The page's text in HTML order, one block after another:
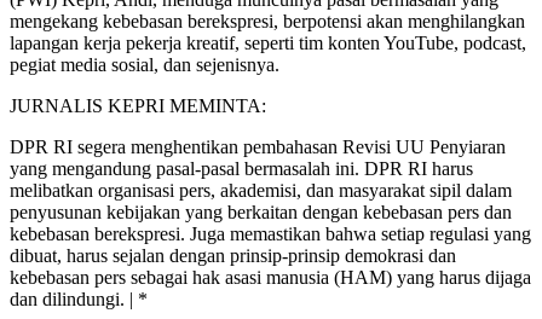
mengekang kebebasan berekspresi, berpotensi akan menghilangkan
lapangan kerja pekerja kreatif, seperti tim konten YouTube, podcast,
pegiat media sosial, dan sejenisnya.
JURNALIS KEPRI MEMINTA:
DPR RI segera menghentikan pembahasan Revisi UU Penyiaran
yang mengandung pasal-pasal bermasalah ini. DPR RI harus
melibatkan organisasi pers, akademisi, dan masyarakat sipil dalam
penyusunan kebijakan yang berkaitan dengan kebebasan pers dan
kebebasan berekspresi. Juga memastikan bahwa setiap regulasi yang
dibuat, harus sejalan dengan prinsip-prinsip demokrasi dan
kebebasan pers sebagai hak asasi manusia (HAM) yang harus dijaga
dan dilindungi. | *